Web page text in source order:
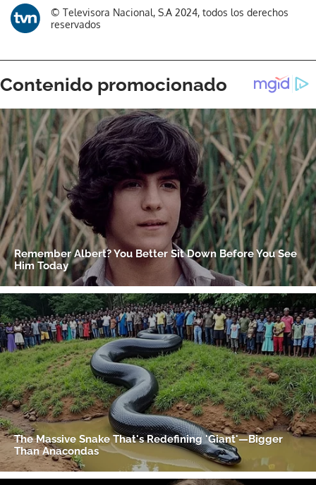
© Televisora Nacional, S.A 2024, todos los derechos
reservados